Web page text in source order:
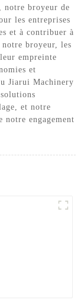
notre broyeur de
les entreprises
et à contribuer à
broyeur, les
empreinte
et
Jiarui Machinery
et notre
notre engagement